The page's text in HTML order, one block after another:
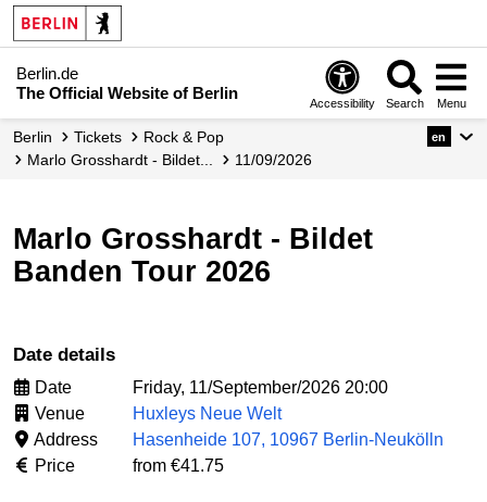
Berlin.de
The Official Website of Berlin
Accessibility Search Menu
Berlin Tickets
Rock & Pop
Marlo Grosshardt - Bildet...
11/09/2026
en
Marlo Grosshardt - Bildet
Banden Tour 2026
Date details
Date
Friday, 11/September/2026 20:00
Venue
Huxleys Neue Welt
Address
Hasenheide 107, 10967 Berlin-Neukölln
Price
from €41.75